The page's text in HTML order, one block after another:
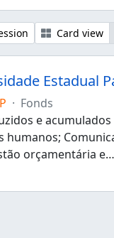
Card view
Estadual
· Fonds
e
humanos;
orçamentária e…